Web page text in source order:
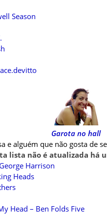
Season
Garota no hall
e alguém que não gosta de
lista não é atualizada há
Harrison
Heads
Head – Ben Folds Five